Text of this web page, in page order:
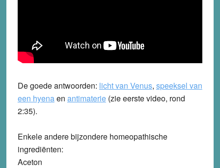
De goede antwoorden: licht van Venus, speeksel van
een hyenaen antimaterie(zie eerste video, rond
2:35).
Enkele andere bijzondere homeopathische
ingrediënten:
Aceton